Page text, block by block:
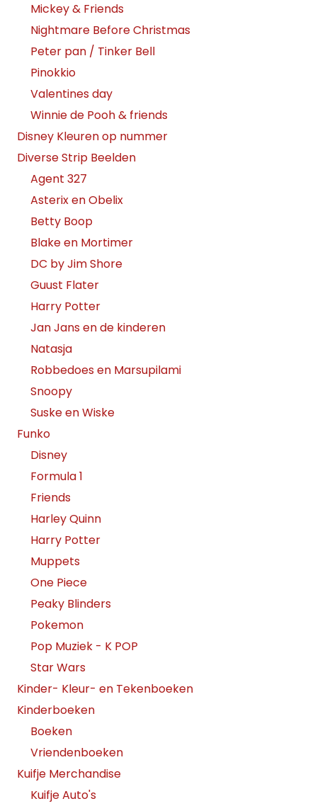
Mickey & Friends
Nightmare Before Christmas
Peter pan / Tinker Bell
Pinokkio
Valentines day
Winnie de Pooh & friends
Disney Kleuren op nummer
Diverse Strip Beelden
Agent 327
Asterix en Obelix
Betty Boop
Blake en Mortimer
DC by Jim Shore
Guust Flater
Harry Potter
Jan Jans en de kinderen
Natasja
Robbedoes en Marsupilami
Snoopy
Suske en Wiske
Funko
Disney
Formula 1
Friends
Harley Quinn
Harry Potter
Muppets
One Piece
Peaky Blinders
Pokemon
Pop Muziek - K POP
Star Wars
Kinder- Kleur- en Tekenboeken
Kinderboeken
Boeken
Vriendenboeken
Kuifje Merchandise
Kuifje Auto's